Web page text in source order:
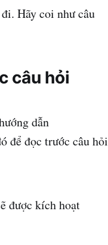
Hãy coi như câu
câu hỏi
dẫn
để đọc trước câu hỏi
được kích hoạt